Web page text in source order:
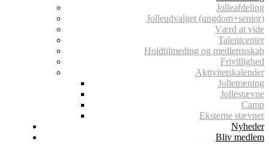
Jolleafdeling
Jolleudvalget (ungdom+senior)
Værd at vide
Talentcenter
Holdtilmeding og medlemsskab
Frivillighed
Aktivitetskalender
Jolletræning
Jollestævne
Camp
Eksterne stævner
Nyheder
Bliv medlem